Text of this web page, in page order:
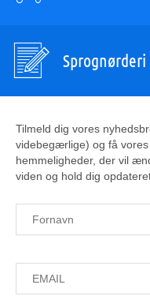
Sprognørderi
Tilmeld dig vores
videbegærlige) og få
hemmeligheder, der vil
viden og hold dig